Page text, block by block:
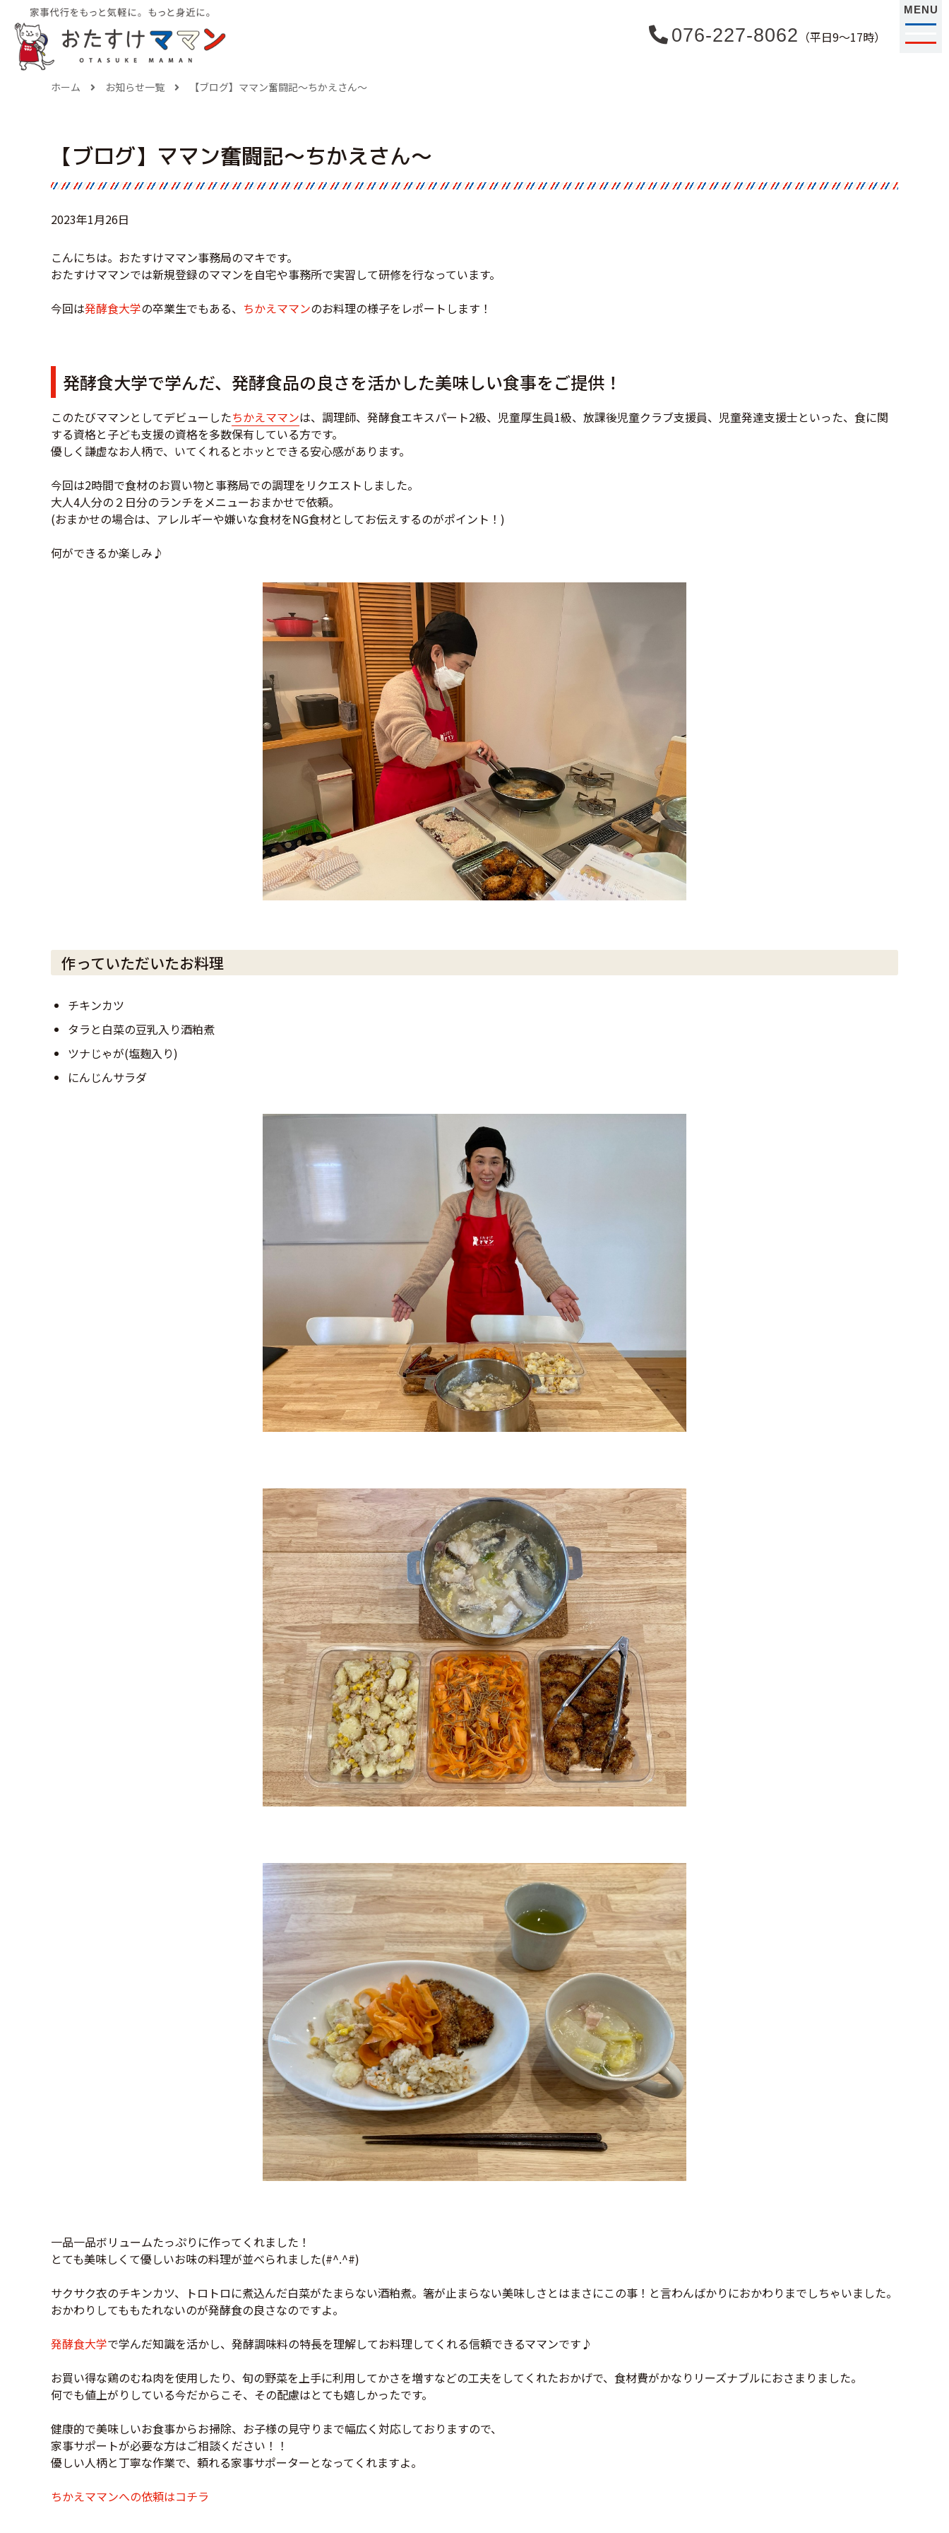
MENU
076-227-8062 （平日9〜17時）
ホーム お知らせ一覧 【ブログ】ママン奮闘記～ちかえさん～
【ブログ】ママン奮闘記～ちかえさん～
2023年1月26日
こんにちは。おたすけママン事務局のマキです。
おたすけママンでは新規登録のママンを自宅や事務所で実習して研修を行なっています。
今回は発酵食大学の卒業生でもある、 ちかえママンのお料理の様子をレポートします！
発酵食大学で学んだ、発酵食品の良さを活かした美味しい食事をご提供！
このたびママンとしてデビューしたちかえママンは、調理師、発酵食エキスパート2級、児童厚生員1級、放課後児童クラブ支援員、児童発達支援士といった、食に関
する資格と子ども支援の資格を多数保有している方です。
優しく謙虚なお人柄で、いてくれるとホッとできる安心感があります。
今回は2時間で食材のお買い物と事務局での調理をリクエストしました。
大人4人分の２日分のランチをメニューおまかせで依頼。
(おまかせの場合は、アレルギーや嫌いな食材をNG食材としてお伝えするのがポイント！)
何ができるか楽しみ♪
作っていただいたお料理
チキンカツ
タラと白菜の豆乳入り酒粕煮
ツナじゃが(塩麹入り)
にんじんサラダ
一品一品ボリュームたっぷりに作ってくれました！
とても美味しくて優しいお味の料理が並べられました(#^.^#)
サクサク衣のチキンカツ、トロトロに煮込んだ白菜がたまらない酒粕煮。箸が止まらない美味しさとはまさにこの事！と言わんばかりにおかわりまでしちゃいました。
おかわりしてももたれないのが発酵食の良さなのですよ。
発酵食大学で学んだ知識を活かし、発酵調味料の特長を理解してお料理してくれる信頼できるママンです♪
お買い得な鶏のむね肉を使用したり、旬の野菜を上手に利用してかさを増すなどの工夫をしてくれたおかげで、食材費がかなりリーズナブルにおさまりました。
何でも値上がりしている今だからこそ、その配慮はとても嬉しかったです。
健康的で美味しいお食事からお掃除、お子様の見守りまで幅広く対応しておりますので、
家事サポートが必要な方はご相談ください！！
優しい人柄と丁寧な作業で、頼れる家事サポーターとなってくれますよ。
ちかえママンへの依頼はコチラ